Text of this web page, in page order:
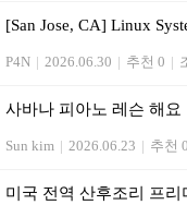
[San Jose, CA] Linux
P4N | 2026.06.30 | 추천 0 |
사바나 피아노 레슨 해요
Sun kim | 2026.06.23 | 추천 0
미국 전역 산후조리 프